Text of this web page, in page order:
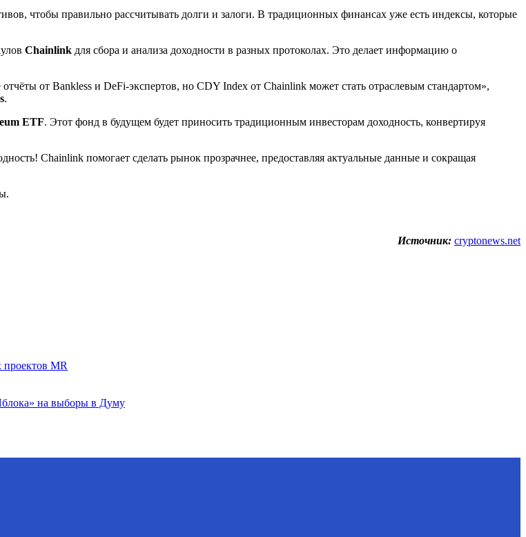
чтобы правильно рассчитывать долги и залоги. В традиционных финансах уже есть индексы, которые
Chainlink для сбора и анализа доходности в разных протоколах. Это делает информацию о
от Bankless и DeFi-экспертов, но CDY Index от Chainlink может стать отраслевым стандартом»,
.
ETF. Этот фонд в будущем будет приносить традиционным инвесторам доходность, конвертируя
Chainlink помогает сделать рынок прозрачнее, предоставляя актуальные данные и сокращая
Источник: cryptonews.net
проектов MR
на выборы в Думу